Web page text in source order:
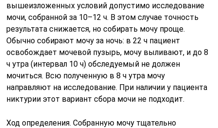
вышеизложенных условий допустимо исследование
мочи, собранной за 10–12 ч. В этом случае точность
результата снижается, но собирать мочу проще.
Обычно собирают мочу за ночь: в 22 ч пациент
освобождает мочевой пузырь, мочу выливают, и до 8
ч утра (интервал 10 ч) обследуемый не должен
мочиться. Всю полученную в 8 ч утра мочу
направляют на исследование. При наличии у пациента
никтурии этот вариант сбора мочи не подходит.
Ход определения. Собранную мочу тщательно